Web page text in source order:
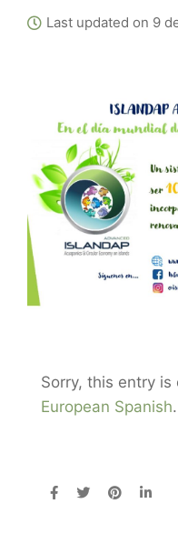
Last updated on 9
Sorry, this entry is
European Spanish.